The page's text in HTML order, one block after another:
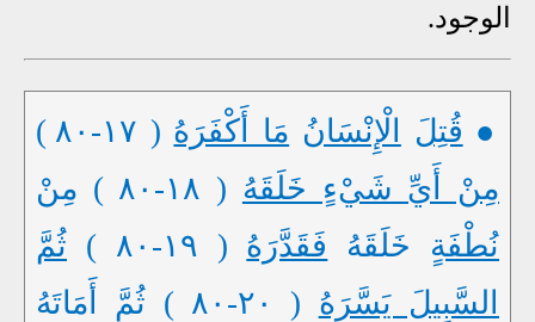
الوجود.
● قُتِلَ الْإِنْسَانُ مَا أَكْفَرَهُ ( ١٧-٨٠ )
مِنْ أَيِّ شَيْءٍ خَلَقَهُ ( ١٨-٨٠ ) مِنْ
نُطْفَةٍ خَلَقَهُ فَقَدَّرَهُ ( ١٩-٨٠ )
ثُمَّ
السَّبِيلَ يَسَّرَهُ ( ٢٠-٨٠ ) ثُمَّ أَمَاتَهُ